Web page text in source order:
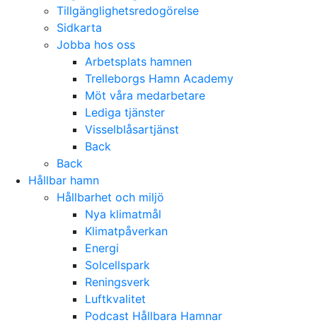
Tillgänglighetsredogörelse
Sidkarta
Jobba hos oss
Arbetsplats hamnen
Trelleborgs Hamn Academy
Möt våra medarbetare
Lediga tjänster
Visselblåsartjänst
Back
Back
Hållbar hamn
Hållbarhet och miljö
Nya klimatmål
Klimatpåverkan
Energi
Solcellspark
Reningsverk
Luftkvalitet
Podcast Hållbara Hamnar